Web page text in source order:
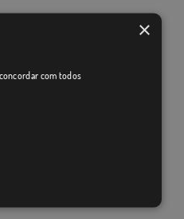
×
com todos